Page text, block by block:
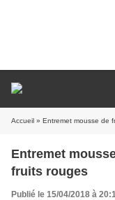
Accueil » Entremet mousse de
Entremet
fruits rouges
Publié le 15/04/2018 à